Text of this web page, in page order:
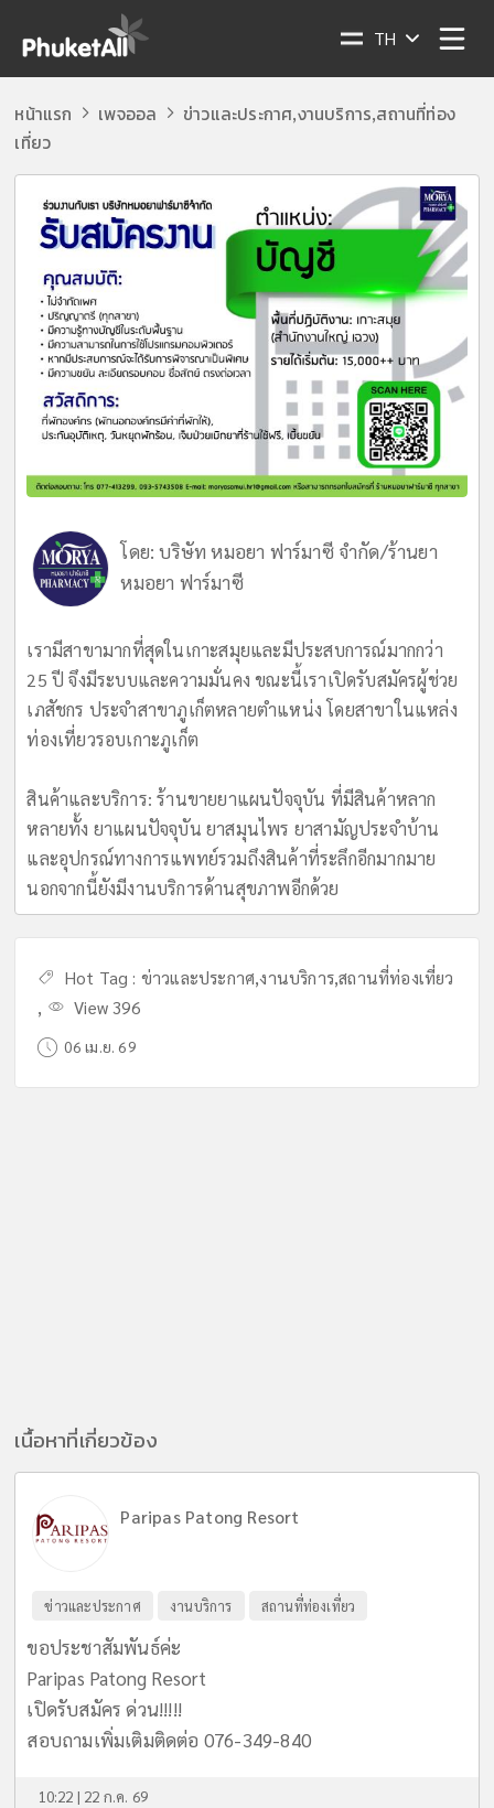
TH
หน้าแรก เพจออล ข่าวและประกาศ,งานบริการ,สถานที่ท่อง
เที่ยว
โดย:บริษัท หมอยา ฟาร์มาซี จำกัด/ร้านยา
หมอยา ฟาร์มาซี
เรามีสาขามากที่สุดในเกาะสมุยและมีประสบการณ์มากกว่า
25 ปี จึงมีระบบและความมั่นคง ขณะนี้เราเปิดรับสมัครผู้ช่วย
เภสัชกร ประจำสาขาภูเก็ตหลายตำแหน่ง โดยสาขาในแหล่ง
ท่องเที่ยวรอบเกาะภูเก็ต
สินค้าและบริการ: ร้านขายยาแผนปัจจุบัน ที่มีสินค้าหลาก
หลายทั้ง ยาแผนปัจจุบัน ยาสมุนไพร ยาสามัญประจำบ้าน
และอุปกรณ์ทางการแพทย์รวมถึงสินค้าที่ระลึกอีกมากมาย
นอกจากนี้ยังมีงานบริการด้านสุขภาพอีกด้วย
Hot Tag : ข่าวและประกาศ,งานบริการ,สถานที่ท่องเที่ยว
,
View 396
06 เม.ย. 69
เนื้อหาที่เกี่ยวข้อง
Paripas Patong Resort
ข่าวและประกาศ งานบริการ สถานที่ท่องเที่ยว
ขอประชาสัมพันธ์ค่ะ
Paripas Patong Resort
เปิดรับสมัคร ด่วน!!!!!
สอบถามเพิ่มเติมติดต่อ 076-349-840
10:22 | 22 ก.ค. 69